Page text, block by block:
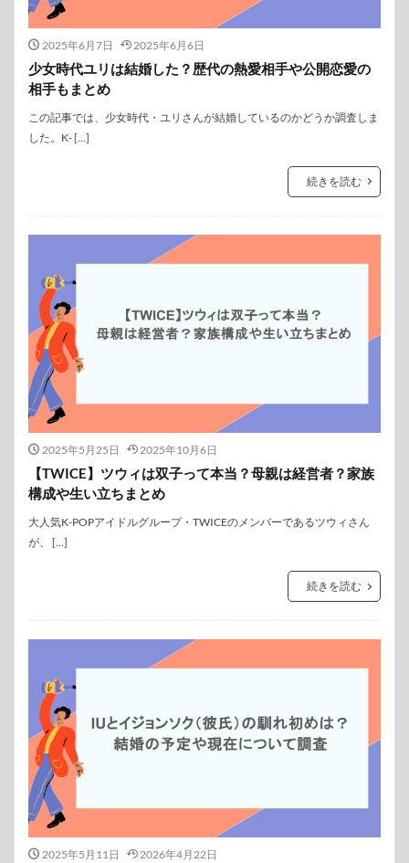
2025年6月7日 2025年6月6日
少女時代ユリは結婚した？歴代の熱愛相手や公開恋愛の
相手もまとめ
この記事では、少女時代・ユリさんが結婚しているのかどうか調査しま
した。K- […]
続きを読む
2025年5月25日 2025年10月6日
【TWICE】ツウィは双子って本当？母親は経営者？家族
構成や生い立ちまとめ
大人気K-POPアイドルグループ・TWICEのメンバーであるツウィさん
が、 […]
続きを読む
2025年5月11日 2026年4月22日